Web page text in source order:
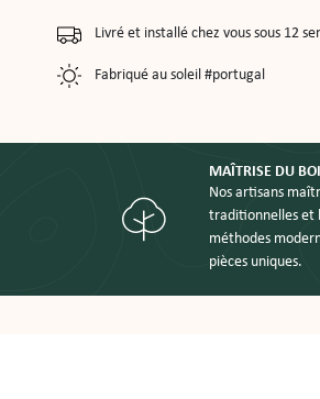
Livré et installé chez vous sous 12
Fabriqué au soleil #portugal
MAÎTRISE DU
Nos artisans
traditionnelles et
méthodes
pièces uniques.